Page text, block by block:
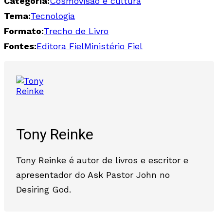
Tema:Tecnologia
Formato:Trecho de Livro
Fontes:Editora FielMinistério Fiel
Tony Reinke
Tony Reinke é autor de livros e escritor e
apresentador do Ask Pastor John no
Desiring God.